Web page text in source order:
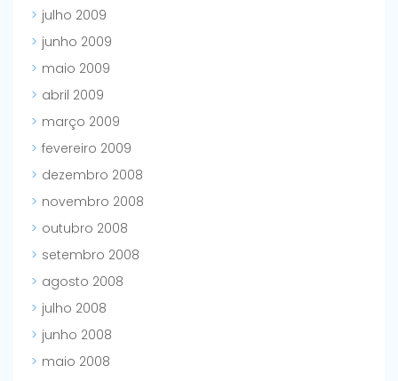
julho 2009
junho 2009
maio 2009
abril 2009
março 2009
fevereiro 2009
dezembro 2008
novembro 2008
outubro 2008
setembro 2008
agosto 2008
julho 2008
junho 2008
maio 2008